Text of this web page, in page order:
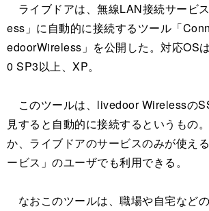
ライブドアは、無線LAN接続サービ
ess」に自動的に接続するツール「
edoorWireless」を公開した。対応OS
0 SP3以上、XP。
このツールは、livedoor Wirelessの
見すると自動的に接続するというもの
か、ライブドアのサービスのみが使え
ービス」のユーザでも利用できる。
なおこのツールは、職場や自宅など